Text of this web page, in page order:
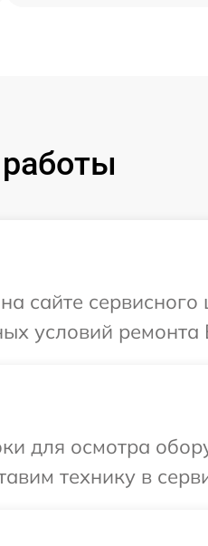
сайте
условий
для осмотра
технику в